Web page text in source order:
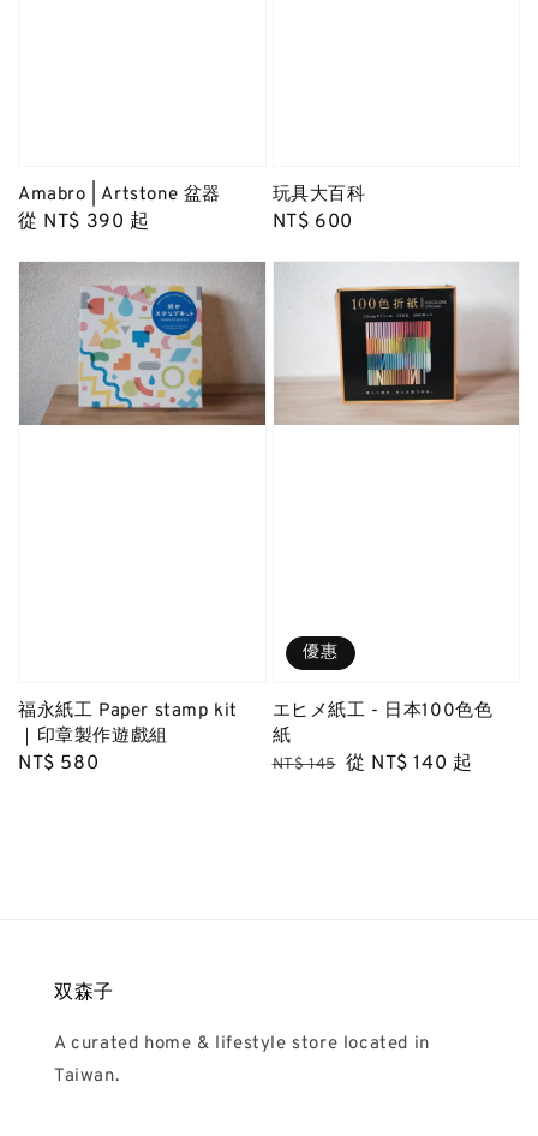
Amabro | Artstone 盆器
Regular
從 NT$ 390 起
玩具大百科
Regular
NT$ 600
福永紙工 Paper stamp kit
｜印章製作遊戲組
Regular
NT$ 580
優惠
エヒメ紙工 - 日本100色色
紙
Regular
NT$ 145 Sale
從 NT$ 140 起
双森子
A curated home & lifestyle store located in
Taiwan.